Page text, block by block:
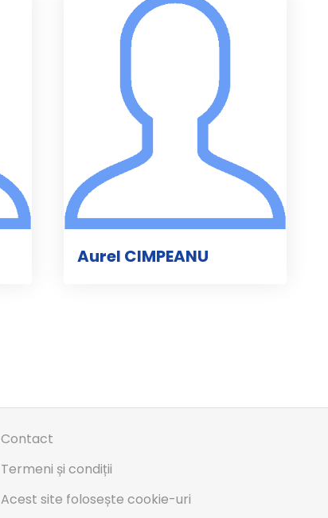
Aurel CIMPEANU
Contact
Termeni și condiții
Acest site folosește cookie-uri